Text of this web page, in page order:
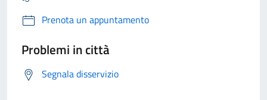
Prenota un appuntamento
Problemi in città
Segnala disservizio